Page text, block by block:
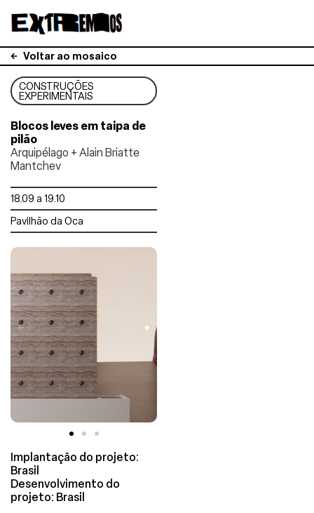
Voltar ao mosaico
CONSTRUÇÕES
EXPERIMENTAIS
Blocos leves em taipa de
pilão
Arquipélago + Alain Briatte
Mantchev
18.09 a 19.10
Pavilhão da Oca
Implantação do projeto:
Brasil
Desenvolvimento do
projeto: Brasil